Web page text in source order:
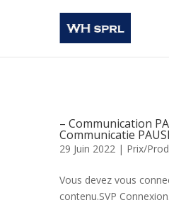
– Communication
Communicatie
29 Juin 2022 | Prix/
Vous devez vous
contenu.SVP